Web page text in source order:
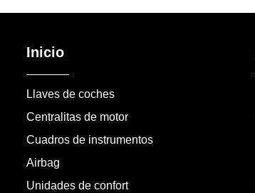
Inicio
Llaves de coches
Centralitas de motor
Cuadros de instrumentos
Airbag
Unidades de confort